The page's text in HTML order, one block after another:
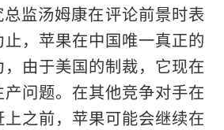
监汤姆康在评论前景时表
，苹果在中国唯一真正的
由于美国的制裁，它现在
问题。在其他竞争对手在
之前，苹果可能会继续在